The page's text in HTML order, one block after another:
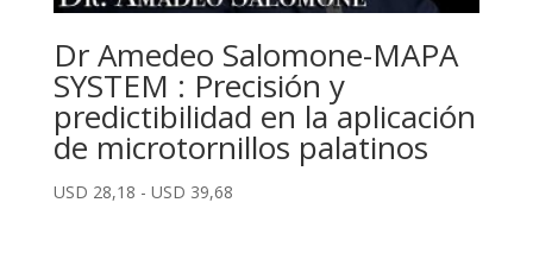
Dr Amedeo Salomone-MAPA
SYSTEM : Precisión y
predictibilidad en la aplicación
de microtornillos palatinos
USD 28,18 - USD 39,68Rango